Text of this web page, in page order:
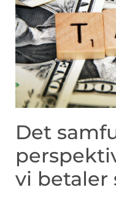
Det
vi betaler